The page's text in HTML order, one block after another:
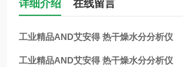
详细介绍 在线留言
工业精品AND艾安得 热干燥水分分析仪
工业精品AND艾安得 热干燥水分分析仪